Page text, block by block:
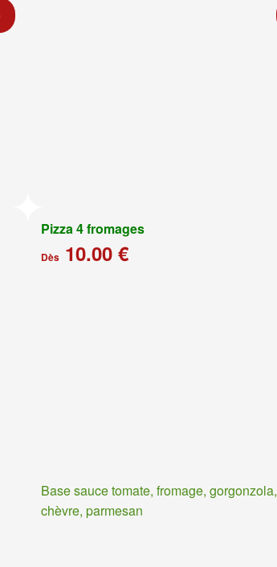
Pizza 4 fromages
Dès 10.00 €
Base sauce tomate, fromage, gorgonzola,
chèvre, parmesan